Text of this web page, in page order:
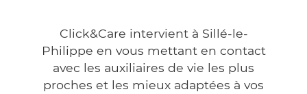
Click&Care intervient à Sillé-le-
Philippe en vous mettant en contact
avec les auxiliaires de vie les plus
proches et les mieux adaptées à vos